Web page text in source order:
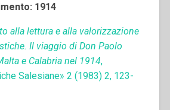
1914
alla lettura e alla valorizzazione
Il viaggio di Don Paolo
e Calabria nel 1914,
Salesiane» 2 (1983) 2, 123-